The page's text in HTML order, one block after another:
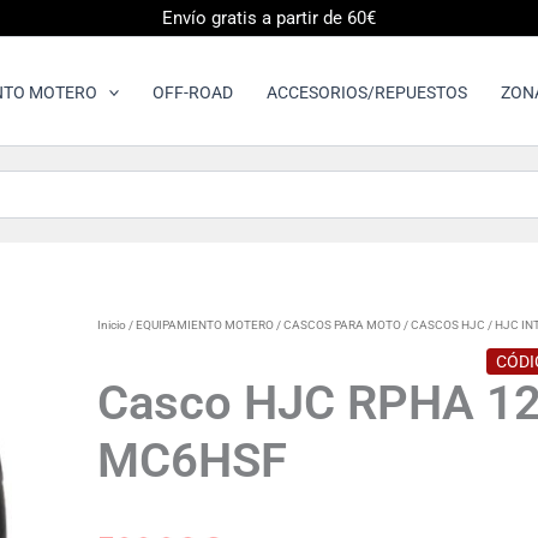
Envío gratis a partir de 60€
MOTERO OFF-ROAD ACCESORIOS/REPUESTOS
Inicio/EQUIPAMIENTO MOTERO/CASCOS PARA MOTO/CASCOS HJC /HJC
Casco HJC RPHA
MC6HSF
Casco
12
CARBON
XENTRA
MC6HSF